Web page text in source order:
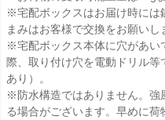
※宅配ボックスはお届け時には
まみはお客様で交換をお願いし
※宅配ボックス本体に穴があい
際、取り付け穴を電動ドリル
あり）。
※防水構造ではありません。強
る場合がございます。早めに